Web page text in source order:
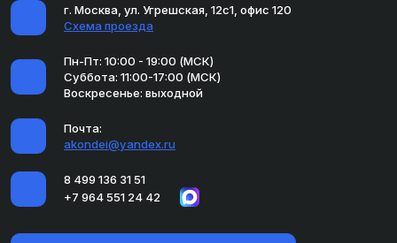
г. Москва, ул. Угрешская, 12с1, офис 120
Схема проезда
Пн-Пт: 10:00 - 19:00 (МСК)
Суббота: 11:00-17:00 (МСК)
Воскресенье: выходной
Почта:
akondei@yandex.ru
8 499 136 31 51
+7 964 551 24 42